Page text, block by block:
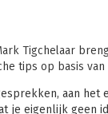
Tigchelaar
tips op basis van
aan het
je eigenlijk geen